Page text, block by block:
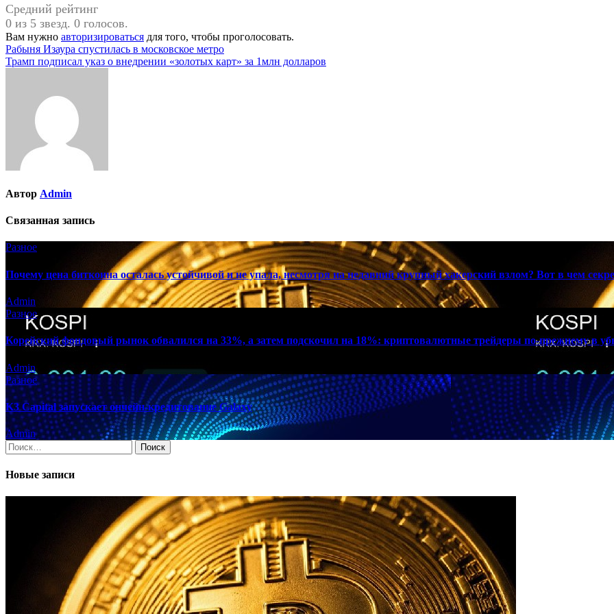
Средний рейтинг
0 из 5 звезд. 0 голосов.
Вам нужно авторизироваться для того, чтобы проголосовать.
Навигация
по
Рабыня Изаура спустилась в московское метро
Трамп подписал указ о внедрении «золотых карт» за 1млн долларов
Автор Admin
Связанная запись
Разное
Почему цена биткоина осталась устойчивой и не упала, несмотря на недавний крупный хакерский взлом? Вот в чем
Admin
Разное
Корейский фондовый рынок обвалился на 33%, а затем подскочил на 18%: криптовалютные трейдеры по-прежнему в
Admin
Разное
K3 Capital запускает ончейн-кредитование Galaxy
Admin
Найти:
Новые записи